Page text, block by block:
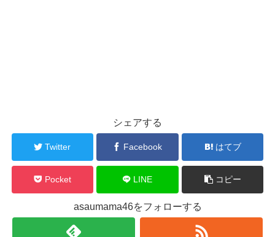
シェアする
Twitter Facebook はてブ
Pocket LINE コピー
asaumama46をフォローする